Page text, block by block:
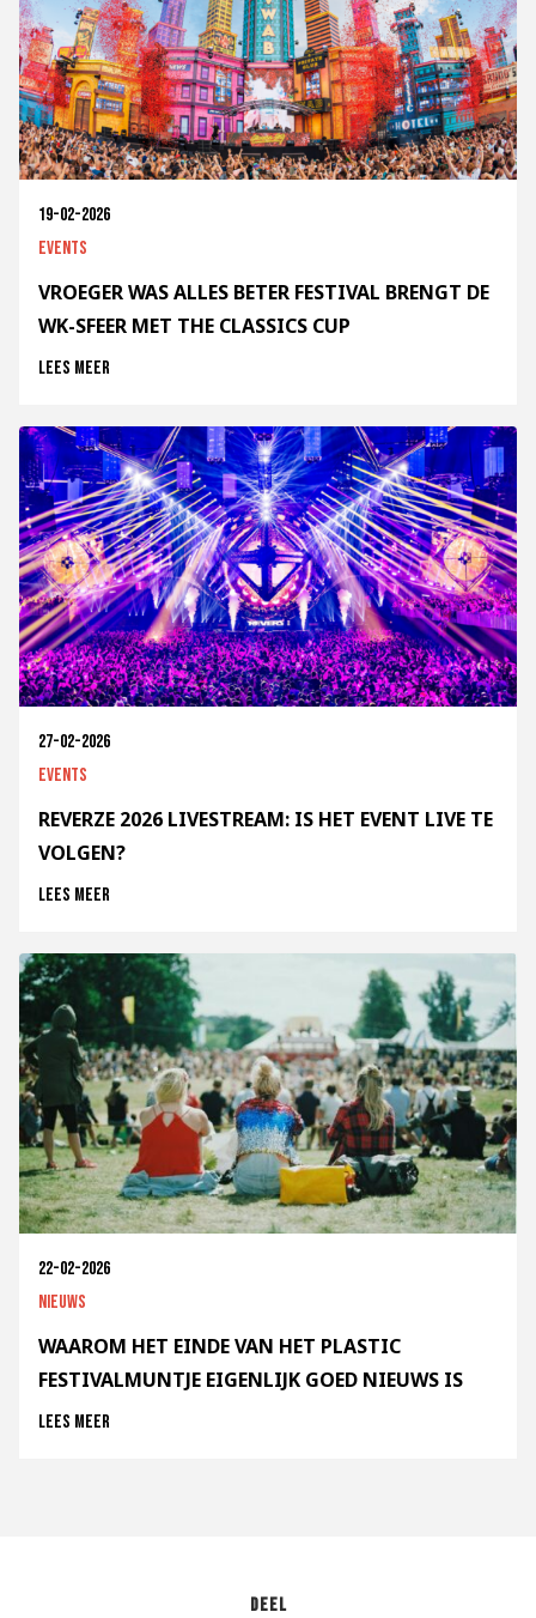
19-02-2026
Events
VROEGER WAS ALLES BETER FESTIVAL BRENGT DE
WK-SFEER MET THE CLASSICS CUP
Lees meer
27-02-2026
Events
REVERZE 2026 LIVESTREAM: IS HET EVENT LIVE TE
VOLGEN?
Lees meer
22-02-2026
Nieuws
WAAROM HET EINDE VAN HET PLASTIC
FESTIVALMUNTJE EIGENLIJK GOED NIEUWS IS
Lees meer
Deel